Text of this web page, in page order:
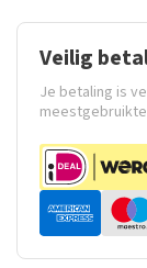
Veilig
Je betaling is